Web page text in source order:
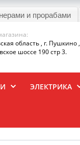
и прорабами
область , г. Пушкино ,
шоссе 190 стр 3.
ЭЛЕКТРИКА